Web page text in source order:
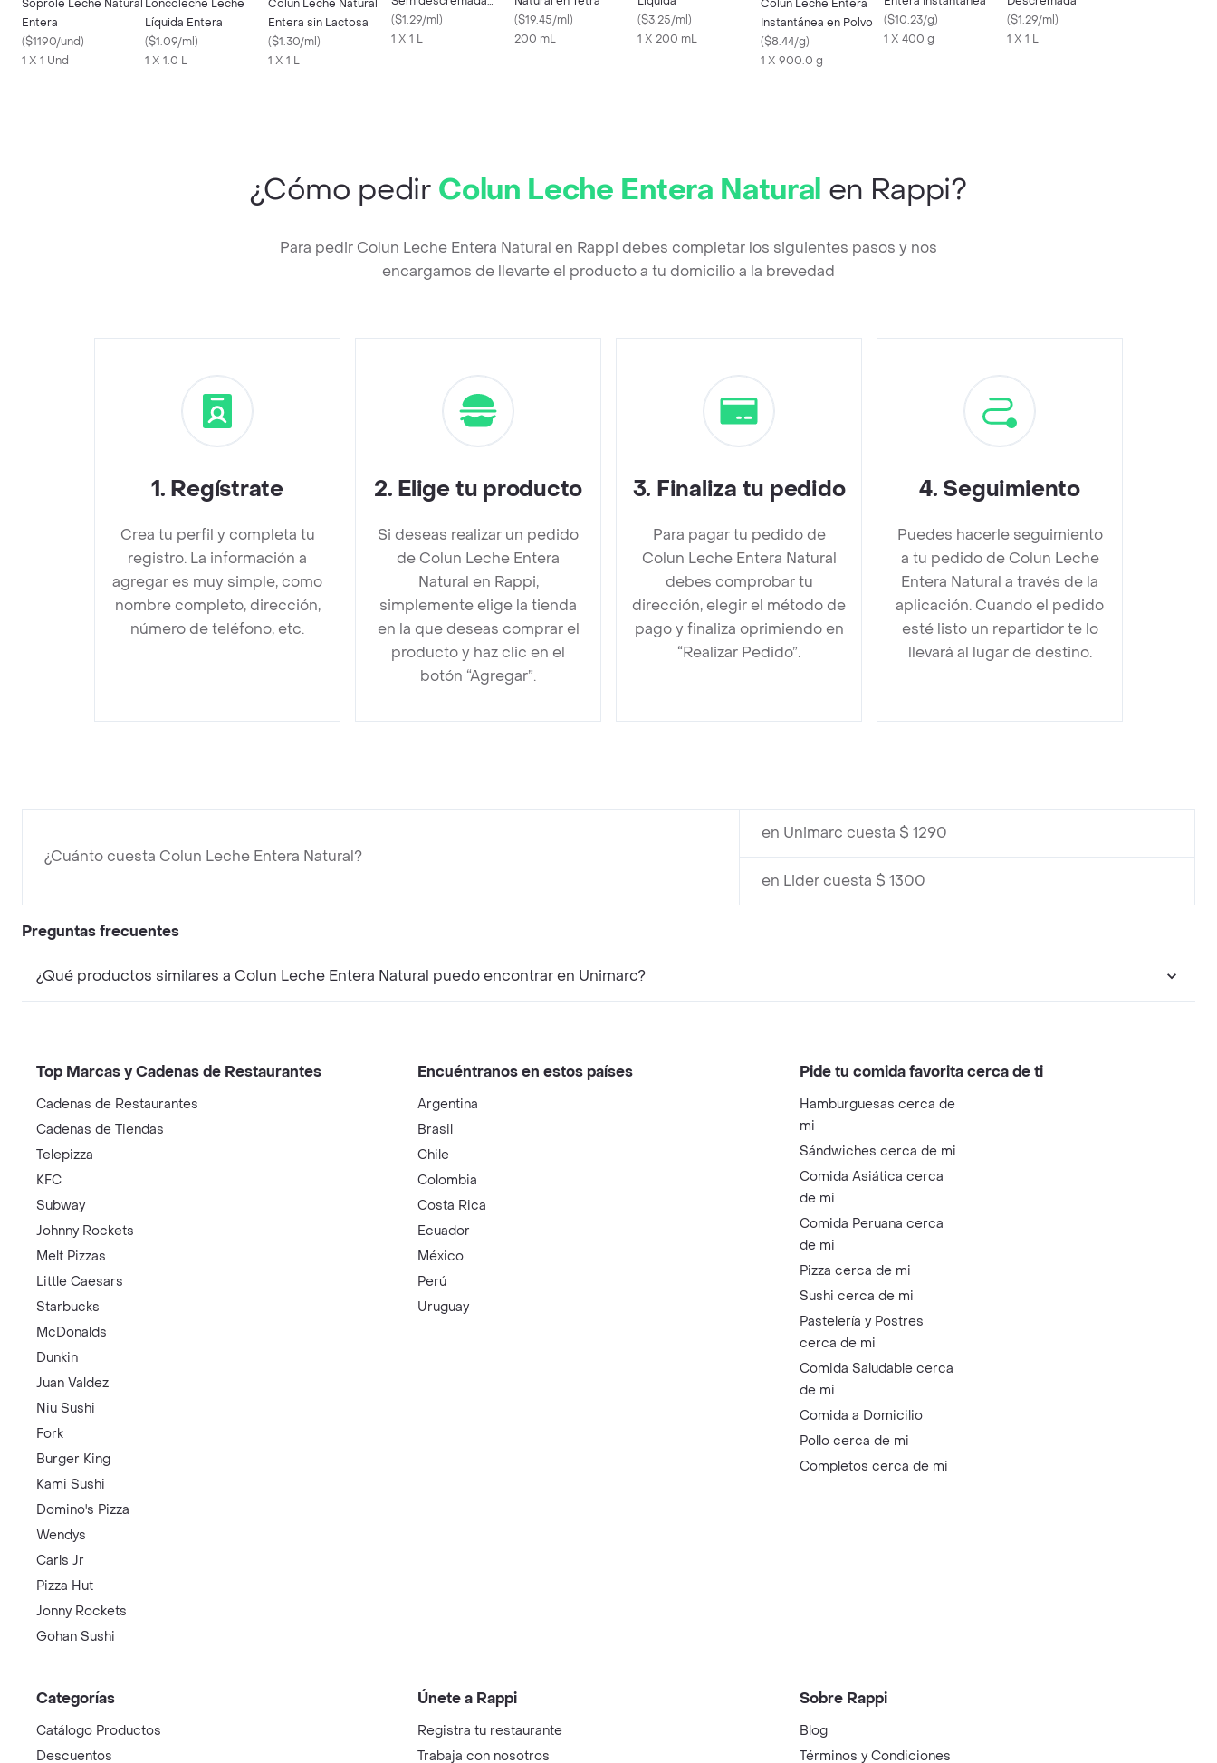
Soprole Leche Natural
Entera
($1190/und)
1 X 1 Und
Loncoleche Leche
Líquida Entera
($1.09/ml)
1 X 1.0 L
Colun Leche Natural
Entera sin Lactosa
($1.30/ml)
1 X 1 L
Natural
($1.29/ml)
1 X 1 L
($19.45/ml)
200 mL
($3.25/ml)
1 X 200 mL
Colun Leche Entera
Instantánea en Polvo
($8.44/g)
1 X 900.0 g
($10.23/g)
1 X 400 g
($1.29/ml)
1 X 1 L
¿Cómo pedir Colun Leche Entera Natural en Rappi?
Para pedir Colun Leche Entera Natural en Rappi debes completar los siguientes pasos y nos
encargamos de llevarte el producto a tu domicilio a la brevedad
1. Regístrate
Crea tu perfil y completa tu
registro. La información a
agregar es muy simple, como
nombre completo, dirección,
número de teléfono, etc.
2. Elige tu producto
Si deseas realizar un pedido
de Colun Leche Entera
Natural en Rappi,
simplemente elige la tienda
en la que deseas comprar el
producto y haz clic en el
botón “Agregar”.
3. Finaliza tu pedido
Para pagar tu pedido de
Colun Leche Entera Natural
debes comprobar tu
dirección, elegir el método de
pago y finaliza oprimiendo en
“Realizar Pedido”.
4. Seguimiento
Puedes hacerle seguimiento
a tu pedido de Colun Leche
Entera Natural a través de la
aplicación. Cuando el pedido
esté listo un repartidor te lo
llevará al lugar de destino.
¿Cuánto cuesta Colun Leche Entera Natural?
en Unimarc cuesta $ 1290
en Lider cuesta $ 1300
Preguntas frecuentes
¿Qué productos similares a Colun Leche Entera Natural puedo encontrar en Unimarc?
Top Marcas y Cadenas de Restaurantes
Cadenas de Restaurantes
Cadenas de Tiendas
Telepizza
KFC
Subway
Johnny Rockets
Melt Pizzas
Little Caesars
Starbucks
McDonalds
Dunkin
Juan Valdez
Niu Sushi
Fork
Burger King
Kami Sushi
Domino's Pizza
Wendys
Carls Jr
Pizza Hut
Jonny Rockets
Gohan Sushi
Encuéntranos en estos países
Argentina
Brasil
Chile
Colombia
Costa Rica
Ecuador
México
Perú
Uruguay
Pide tu comida favorita cerca de ti
Hamburguesas cerca de
mi
Sándwiches cerca de mi
Comida Asiática cerca
de mi
Comida Peruana cerca
de mi
Pizza cerca de mi
Sushi cerca de mi
Pastelería y Postres
cerca de mi
Comida Saludable cerca
de mi
Comida a Domicilio
Pollo cerca de mi
Completos cerca de mi
Categorías
Catálogo Productos
Descuentos
Únete a Rappi
Registra tu restaurante
Trabaja con nosotros
Sobre Rappi
Blog
Términos y Condiciones